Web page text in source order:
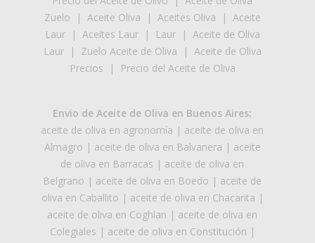
Zuelo | Aceite Oliva | Aceites Oliva | Aceite
Laur| Aceites Laur| Laur| Aceite de Oliva
Laur| Zuelo Aceite de Oliva | Aceite de Oliva
Precios | Precio del Aceite de Oliva
Envio de Aceite de Oliva en Buenos Aires:
aceite de oliva en agronomía | aceite de oliva en
Almagro | aceite de oliva en Balvanera | aceite
de oliva en Barracas | aceite de oliva en
Belgrano | aceite de oliva en Boedo | aceite de
oliva en Caballito | aceite de oliva en Chacarita |
aceite de oliva en Coghlan | aceite de oliva en
Colegiales | aceite de oliva en Constitución |